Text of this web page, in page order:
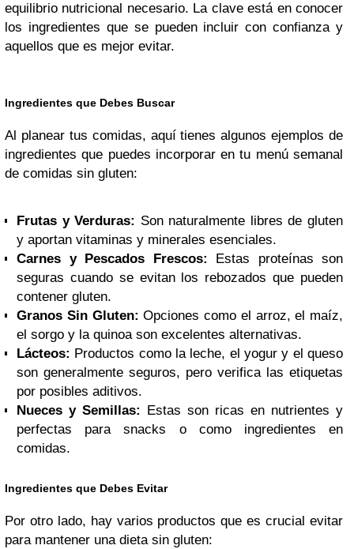
equilibrio nutricional necesario. La clave está en conocer
los ingredientes que se pueden incluir con confianza y
aquellos que es mejor evitar.
Ingredientes que Debes Buscar
Al planear tus comidas, aquí tienes algunos ejemplos de
ingredientes que puedes incorporar en tu menú semanal
de comidas sin gluten:
Frutas y Verduras: Son naturalmente libres de gluten
y aportan vitaminas y minerales esenciales.
Carnes y Pescados Frescos: Estas proteínas son
seguras cuando se evitan los rebozados que pueden
contener gluten.
Granos Sin Gluten: Opciones como el arroz, el maíz,
el sorgo y la quinoa son excelentes alternativas.
Lácteos: Productos como la leche, el yogur y el queso
son generalmente seguros, pero verifica las etiquetas
por posibles aditivos.
Nueces y Semillas:
Estas son ricas en nutrientes y
perfectas para snacks o como ingredientes en
comidas.
Ingredientes que Debes Evitar
Por otro lado, hay varios productos que es crucial evitar
para mantener una dieta sin gluten: